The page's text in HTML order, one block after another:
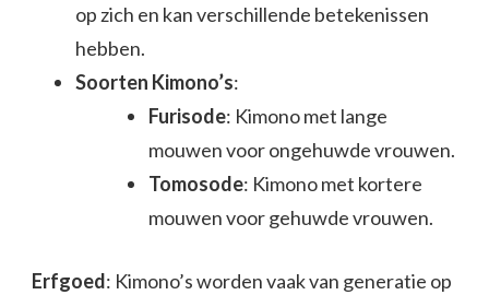
op zich en kan verschillende betekenissen
hebben.
Soorten Kimono’s:
Furisode: Kimono met lange
mouwen voor ongehuwde vrouwen.
Tomosode: Kimono met kortere
mouwen voor gehuwde vrouwen.
Erfgoed: Kimono’s worden vaak van generatie op